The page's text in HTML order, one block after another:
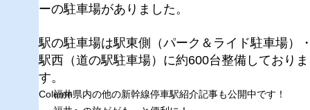
ーの駐車場がありました。
駅の駐車場は駅東側（パーク＆ライド駐車場）
駅西（道の駅駐車場）に約600台整備しておりま
す。
Column
福井県内の他の新幹線停車駅紹介記事も公開中です！